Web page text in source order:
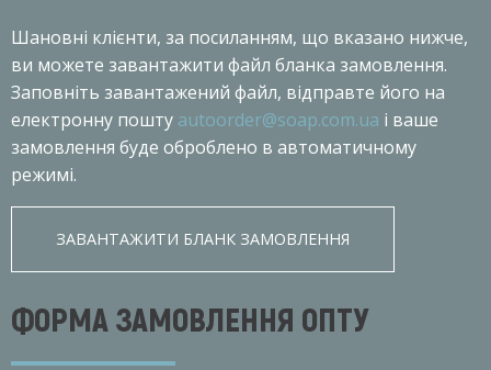
Шановнi клiєнти, за посиланням, що вказано нижче,
ви можете завантажити файл бланка замовлення.
Заповніть завантажений файл, відправте його на
електронну пошту autoorder@soap.com.ua і ваше
замовлення буде оброблено в автоматичному
режимі.
ЗАВАНТАЖИТИ БЛАНК ЗАМОВЛЕННЯ
ФОРМА ЗАМОВЛЕННЯ ОПТУ